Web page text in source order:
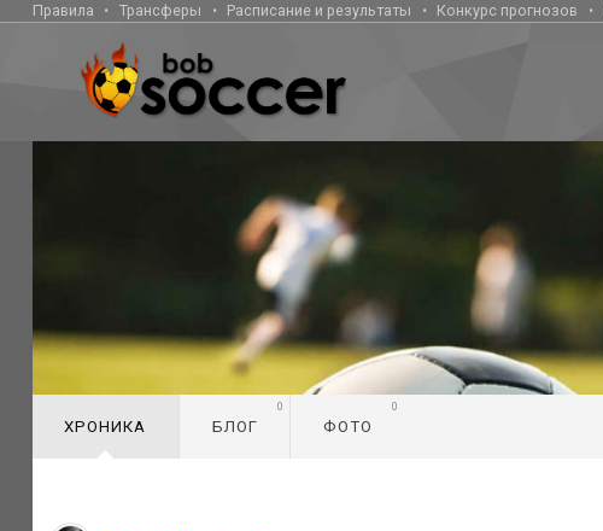
Правила Трансферы Расписание и результаты Конкурс прогнозов
ХРОНИКА БЛОГ
0
ФОТО
0